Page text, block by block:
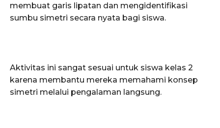
membuat garis lipatan dan mengidentifikasi
sumbu simetri secara nyata bagi siswa.
Aktivitas ini sangat sesuai untuk siswa kelas 2
karena membantu mereka memahami konsep
simetri melalui pengalaman langsung.